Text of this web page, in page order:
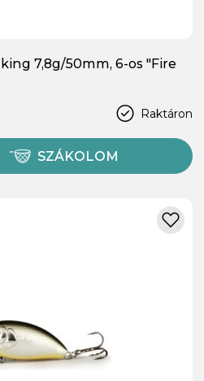
7,8g/50mm, 6-os "Fire
Raktáron
SZÁKOLOM